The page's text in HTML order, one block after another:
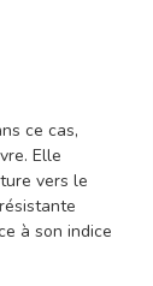
ce cas,
Elle
vers le
à son indice